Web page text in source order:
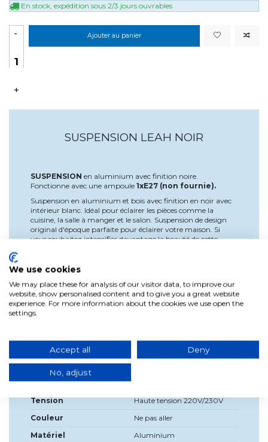
En stock, expédition sous 2/3 jours ouvrables
-
+
Ajouter au panier
SUSPENSION LEAH NOIR
SUSPENSION en aluminium avec finition noire.
Fonctionne avec une ampoule 1xE27 (non fournie).
Suspension en aluminium et bois avec finition en noir avec
intérieur blanc. Idéal pour éclairer les pièces comme la
cuisine, la salle à manger et le salon. Suspension de design
original d'époque parfaite pour éclairer votre maison. Si
vous souhaitez intensifier davantage la beauté de cette
Haute
120cm
32 cm, tulipe 32x25cm
Source de lumière
incluse?
Tension
Haute tension 220V/230V
Couleur
Ne pas aller
Matériel
Aluminium
We use cookies
We may place these for analysis of our visitor data, to improve our
website, show personalised content and to give you a great website
experience. For more information about the cookies we use open the
settings.
Accept all Deny
No, adjust